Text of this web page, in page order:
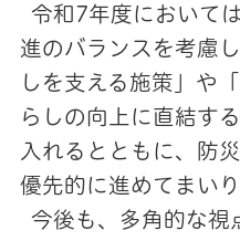
令和7年度において
進のバランスを考慮
しを支える施策」や
らしの向上に直結す
入れるとともに、防
優先的に進めてまいり
今後も、多角的な視